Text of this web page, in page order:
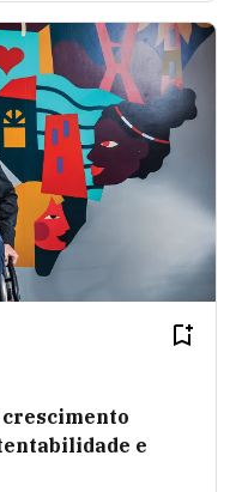
crescimento
e